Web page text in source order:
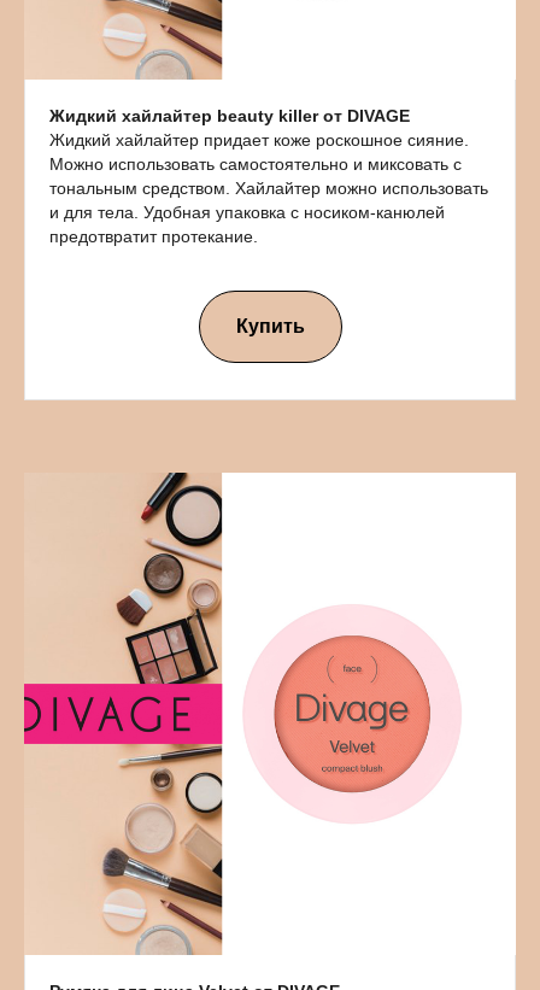
Жидкий хайлайтер beauty killer от DIVAGE
Жидкий хайлайтер придает коже роскошное сияние.
Можно использовать самостоятельно и миксовать с
тональным средством. Хайлайтер можно использовать
и для тела. Удобная упаковка с носиком-канюлей
предотвратит протекание.
Купить